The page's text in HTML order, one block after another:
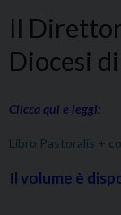
Il
Diocesi
Clicca qui e leggi:
Libro Pastoralis +
Il volume è